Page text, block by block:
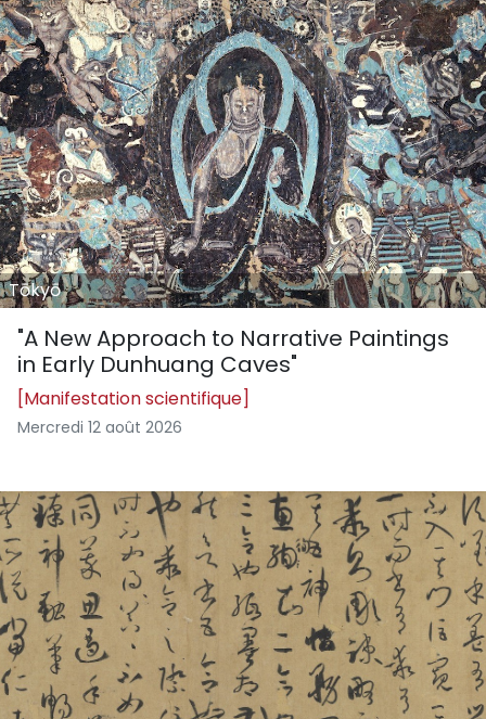
Tōkyō
"A New Approach to Narrative Paintings
in Early Dunhuang Caves"
[Manifestation scientifique]
Mercredi 12 août 2026